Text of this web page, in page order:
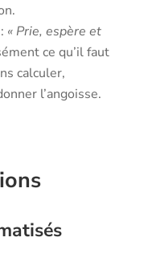
: « Prie, espère et
ce qu’il faut
calculer,
l’angoisse.